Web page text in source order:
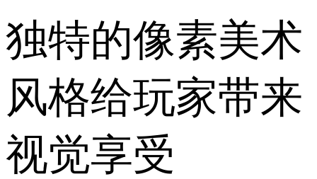
独特的像素美术
风格给玩家带来
视觉享受